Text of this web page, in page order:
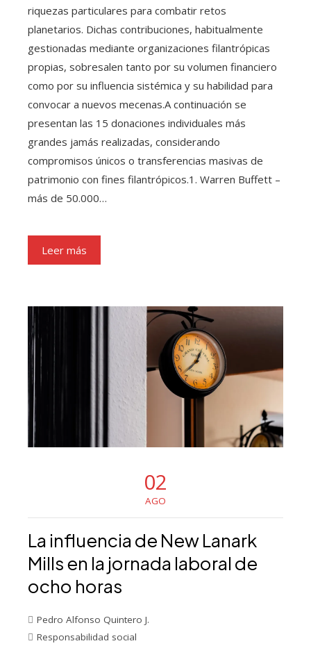
riquezas particulares para combatir retos
planetarios. Dichas contribuciones, habitualmente
gestionadas mediante organizaciones filantrópicas
propias, sobresalen tanto por su volumen financiero
como por su influencia sistémica y su habilidad para
convocar a nuevos mecenas.A continuación se
presentan las 15 donaciones individuales más
grandes jamás realizadas, considerando
compromisos únicos o transferencias masivas de
patrimonio con fines filantrópicos.1. Warren Buffett –
más de 50.000…
Leer más
02
AGO
La influencia de New Lanark
Mills en la jornada laboral de
ocho horas
Pedro Alfonso Quintero J.
Responsabilidad social